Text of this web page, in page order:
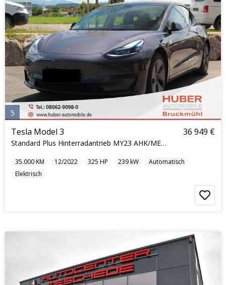
5
Tesla Model 3
Standard Plus Hinterradantrieb MY23 AHK/METALLI...
36 949 €
35.000KM 12/2022 325 HP 239kW
Automatisch
Elektrisch